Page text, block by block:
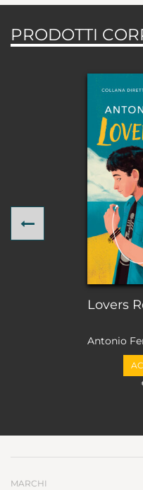
PRODOTTI
Lovers
Antonio
Previous
MARCHI